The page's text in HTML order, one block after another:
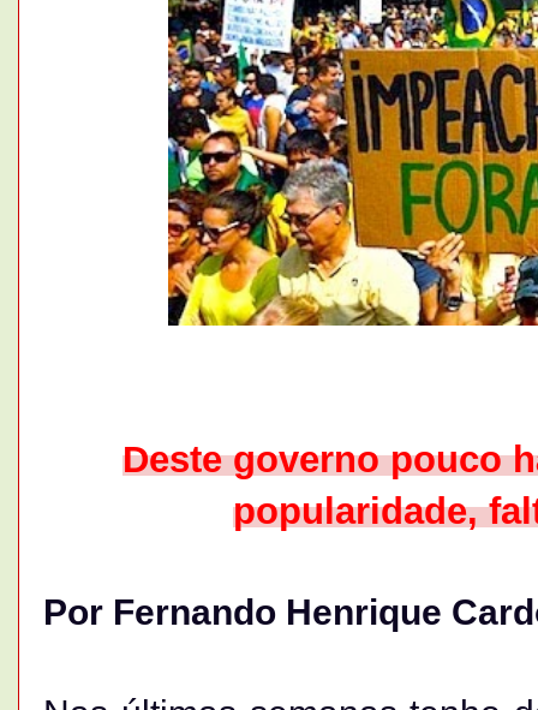
Deste governo pouco
popularidade,
Por Fernando Henrique